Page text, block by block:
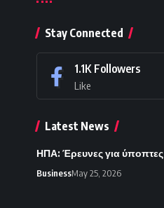
Stay Connected
1.1K Followers
Like
Latest News
ΗΠΑ: Έρευνες για
BusinessMay 25, 2026